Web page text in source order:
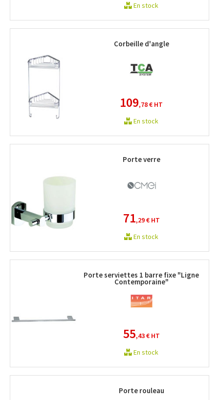
En stock
Corbeille d'angle
109,78 € HT
En stock
Porte verre
71,29 €HT
En stock
Porte serviettes 1 barre fixe "Ligne
Contemporaine"
55,43 €HT
En stock
Porte rouleau